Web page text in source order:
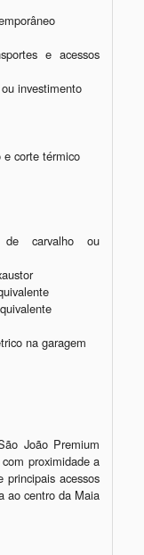
e acessos
investimento
corte térmico
de carvalho ou
na garagem
João Premium
proximidade a
principais acessos
ao centro da Maia